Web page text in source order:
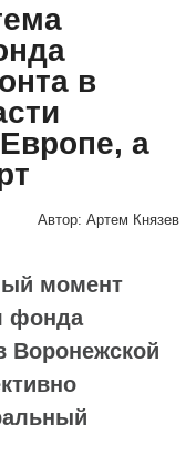
в
а
Автор: Артем Князев
момент
фонда
Воронежской